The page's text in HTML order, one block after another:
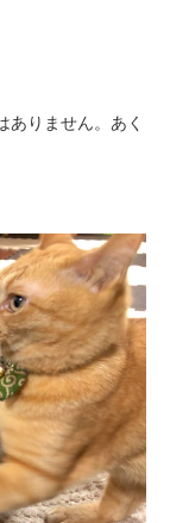
ありません。あく
ォロー
る